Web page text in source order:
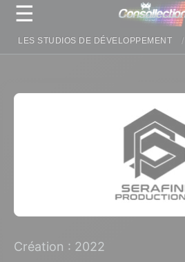
☰
LES STUDIOS DE DÉVELOPPEMENT
Création : 2022
Panneau de gestion des